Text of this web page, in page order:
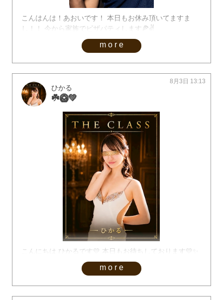
こんはんは！あおいです！ 本日もお休み頂いてますま
し！！ 今から家族でピザパティします🍕✌️
more
ひかる
☘️🥝💚
8月3日 13:13
こんにちは ひかるです💛 本日もお待ちしております💛✨️
more